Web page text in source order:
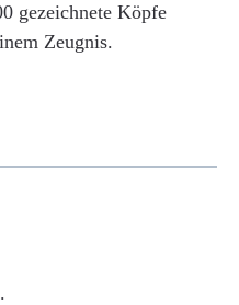
gezeichnete Köpfe
Zeugnis.